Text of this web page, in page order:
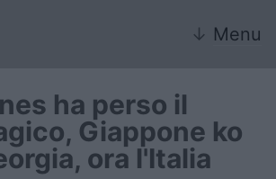
↓ Menu
ha perso il
Giappone ko
ora l'Italia